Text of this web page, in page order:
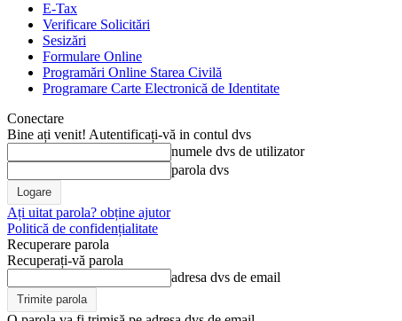
E-Tax
Verificare Solicitări
Sesizări
Formulare Online
Programări Online Starea Civilă
Programare Carte Electronică de Identitate
Conectare
Bine ați venit! Autentificați-vă in contul dvs
numele dvs de utilizator
parola dvs
Ați uitat parola? obține ajutor
Politică de confidențialitate
Recuperare parola
Recuperați-vă parola
adresa dvs de email